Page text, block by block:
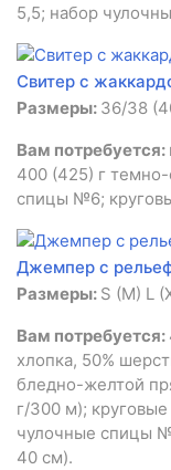
5,5; набор
Свитер с
Размеры: 36/38
Вам потребуется:
400 (425) г
спицы №6;
Джемпер с
Размеры: S (М) L
Вам потребуется:
хлопка, 50%
бледно-желтой
г/300 м);
чулочные спицы
40 см).